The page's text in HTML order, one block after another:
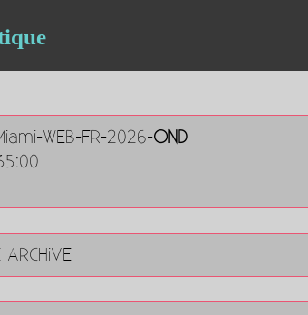
WEB-FR-2026-OND
ARCHiVE